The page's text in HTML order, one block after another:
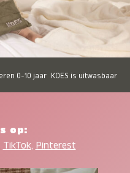
0-10 jaar KOES is uitwasbaar
op:
TikTok, Pinterest